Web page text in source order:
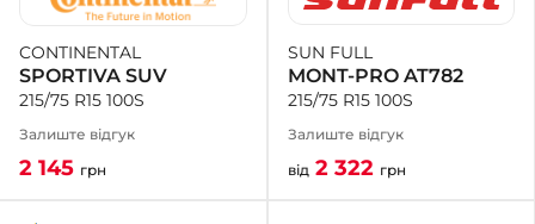
CONTINENTAL
SPORTIVA SUV
215/75 R15 100S
Залиште відгук
2 145 грн
SUN FULL
MONT-PRO AT782
215/75 R15 100S
Залиште відгук
від 2 322 грн